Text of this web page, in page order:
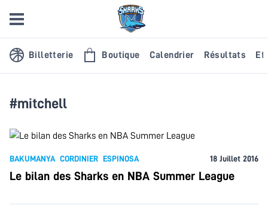
Billetterie Boutique Calendrier Résultats
#mitchell
BAKUMANYA CORDINIER ESPINOSA 18 Juillet 2016
Le bilan des Sharks en NBA Summer League